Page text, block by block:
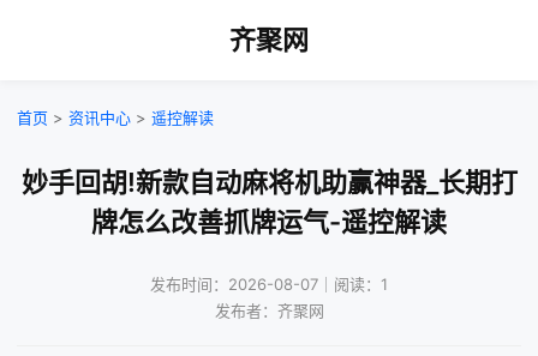
齐聚网
首页 > 资讯中心 > 遥控解读
妙手回胡!新款自动麻将机助赢神器_长期打
牌怎么改善抓牌运气-遥控解读
发布时间：2026-08-07｜阅读：1
发布者：齐聚网